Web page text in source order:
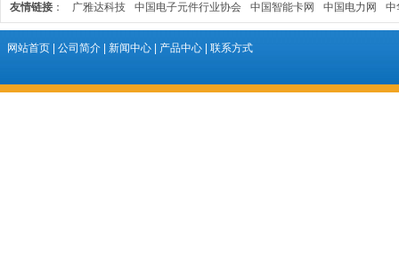
友情链接 ： 广雅达科技 中国电子元件行业协会 中国智能卡网 中国电力网 中
网站首页 公司简介 新闻中心 产品中心 联系方式